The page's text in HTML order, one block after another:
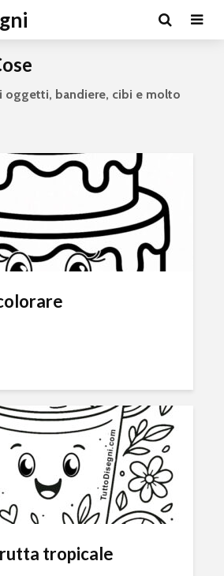
oggetti, bandiere, cibi e molto
tropicale